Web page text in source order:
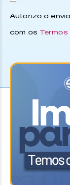
Autorizo o
com os Termos